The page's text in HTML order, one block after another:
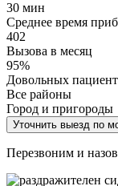
30 мин
Среднее время
402
Вызова в месяц
95%
Довольных
Все районы
Город и пригороды
Уточнить выезд по
Перезвоним и